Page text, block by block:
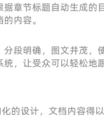
据章节标题自动生成的
内容。
分段明确，图文并茂，
统，让受众可以轻松地
的设计，文档内容得